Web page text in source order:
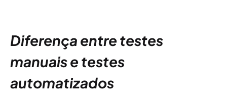
Diferença entre testes
manuais e testes
automatizados